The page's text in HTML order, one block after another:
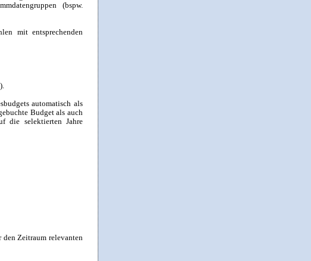
(bspw.
mit entsprechenden
automatisch als
Budget als auch
die selektierten Jahre
Zeitraum relevanten